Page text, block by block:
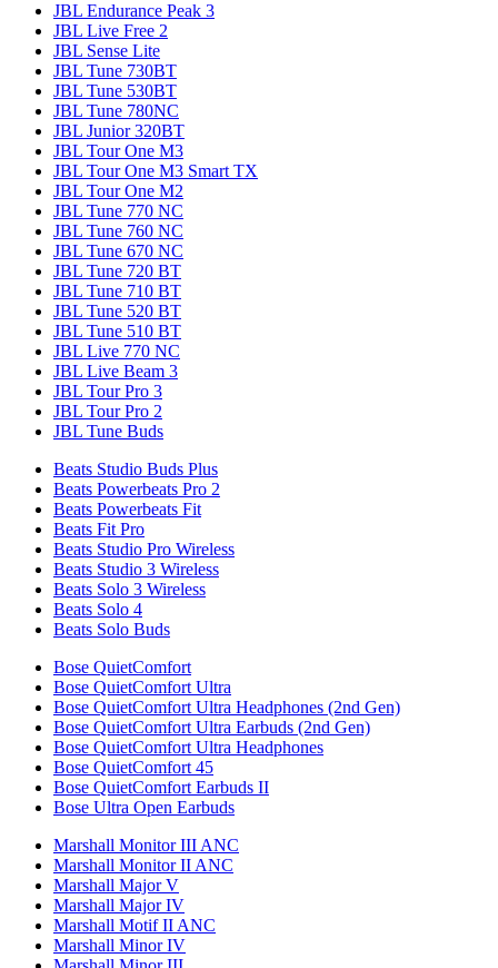
JBL Endurance Peak 3
JBL Live Free 2
JBL Sense Lite
JBL Tune 730BT
JBL Tune 530BT
JBL Tune 780NC
JBL Junior 320BT
JBL Tour One M3
JBL Tour One M3 Smart TX
JBL Tour One M2
JBL Tune 770 NC
JBL Tune 760 NC
JBL Tune 670 NC
JBL Tune 720 BT
JBL Tune 710 BT
JBL Tune 520 BT
JBL Tune 510 BT
JBL Live 770 NC
JBL Live Beam 3
JBL Tour Pro 3
JBL Tour Pro 2
JBL Tune Buds
Beats Studio Buds Plus
Beats Powerbeats Pro 2
Beats Powerbeats Fit
Beats Fit Pro
Beats Studio Pro Wireless
Beats Studio 3 Wireless
Beats Solo 3 Wireless
Beats Solo 4
Beats Solo Buds
Bose QuietComfort
Bose QuietComfort Ultra
Bose QuietComfort Ultra Headphones (2nd Gen)
Bose QuietComfort Ultra Earbuds (2nd Gen)
Bose QuietComfort Ultra Headphones
Bose QuietComfort 45
Bose QuietComfort Earbuds II
Bose Ultra Open Earbuds
Marshall Monitor III ANC
Marshall Monitor II ANC
Marshall Major V
Marshall Major IV
Marshall Motif II ANC
Marshall Minor IV